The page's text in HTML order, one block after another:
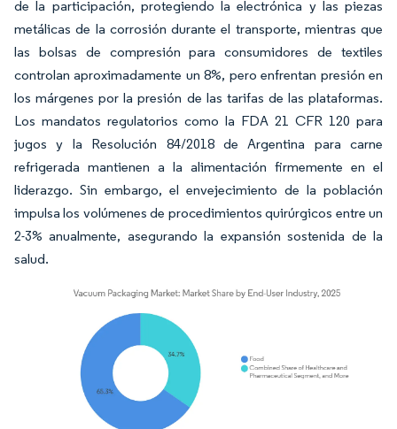
de la participación, protegiendo la electrónica y las piezas
metálicas de la corrosión durante el transporte, mientras que
las bolsas de compresión para consumidores de textiles
controlan aproximadamente un 8%, pero enfrentan presión en
los márgenes por la presión de las tarifas de las plataformas.
Los mandatos regulatorios como la FDA 21 CFR 120 para
jugos y la Resolución 84/2018 de Argentina para carne
refrigerada mantienen a la alimentación firmemente en el
liderazgo. Sin embargo, el envejecimiento de la población
impulsa los volúmenes de procedimientos quirúrgicos entre un
2-3% anualmente, asegurando la expansión sostenida de la
salud.